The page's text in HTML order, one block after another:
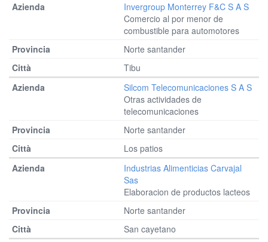
Invergroup Monterrey F&c S A S
Comercio al por menor de
combustible para automotores
Norte santander
Tibu
Silcom Telecomunicaciones S A S
Otras actividades de
telecomunicaciones
Norte santander
Los patios
Industrias Alimenticias Carvajal
Sas
Elaboracion de productos lacteos
Norte santander
San cayetano